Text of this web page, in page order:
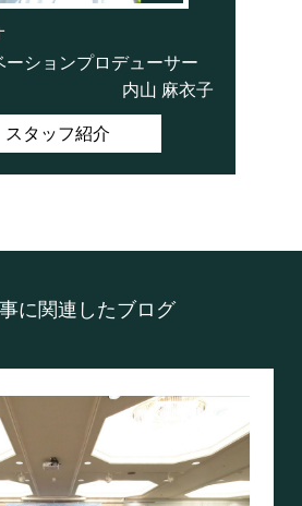
ーションプロデューサー
内山 麻衣子
スタッフ紹介
に関連したブログ